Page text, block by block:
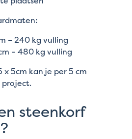
– 240 kg vulling
– 480 kg vulling
5cm kan je per 5 cm
project.
steenkorf